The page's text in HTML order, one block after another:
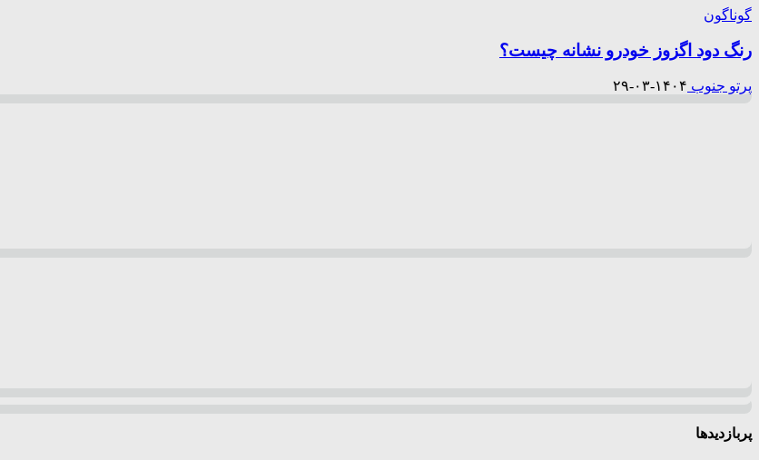
گوناگون
رنگ دود اگزوز خودرو نشانه چیست؟
پرتو جنوب ۱۴۰۴-۰۳-۲۹
پربازدیدها